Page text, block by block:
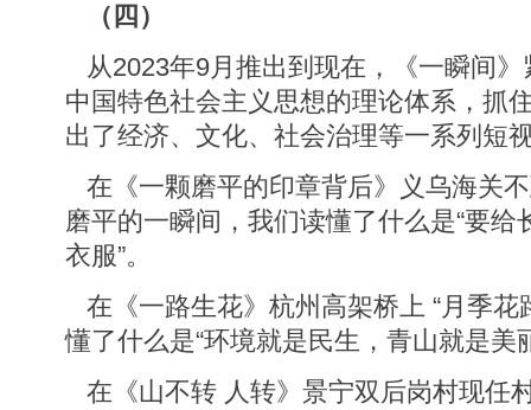
（四）
从2023年9月推出到现在，《一瞬间
中国特色社会主义思想的理论体系，抓
出了经济、文化、社会治理等一系列短
在《一颗磨平的印章背后》义乌海关
磨平的一瞬间，我们读懂了什么是“要
衣服”。
在《一路生花》杭州高架桥上 “月季花
懂了什么是“环境就是民生，青山就是美
在《山不转 人转》景宁双后岗村现任